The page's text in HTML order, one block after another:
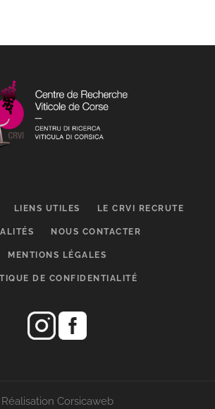
LIENS UTILES LE CRVI RECRUTE
NOUS CONTACTER
MENTIONS LÉGALES
DE CONFIDENTIALITÉ
Réalisation Corsicaweb